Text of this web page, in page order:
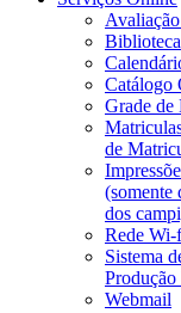
Biblioteca
Catálogo
Grade de
de
(somente
dos
Rede Wi-
Sistema
Webmail